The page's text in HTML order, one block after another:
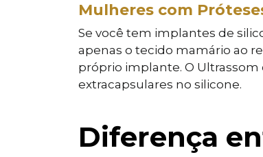
Mulheres com
Se você tem implantes de
apenas o tecido mamário ao
próprio implante. O
extracapsulares no silicone.
Diferença